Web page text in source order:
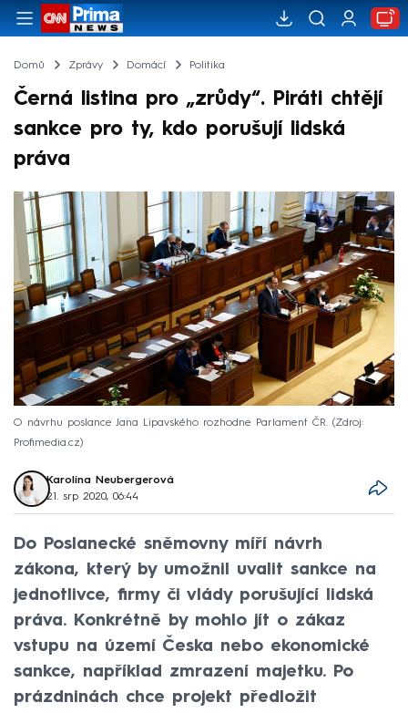
Domů Zprávy Domácí Politika
Černá listina pro „zrůdy“. Piráti chtějí
sankce pro ty, kdo porušují lidská
práva
O návrhu poslance Jana Lipavského rozhodne Parlament ČR.
Zdroj:
Profimedia.cz
Karolína Neubergerová
21. srp 2020, 06:44
Do Poslanecké sněmovny míří návrh
zákona, který by umožnil uvalit sankce na
jednotlivce, firmy či vlády porušující lidská
práva. Konkrétně by mohlo jít o zákaz
vstupu na území Česka nebo ekonomické
sankce, například zmrazení majetku. Po
prázdninách chce projekt předložit